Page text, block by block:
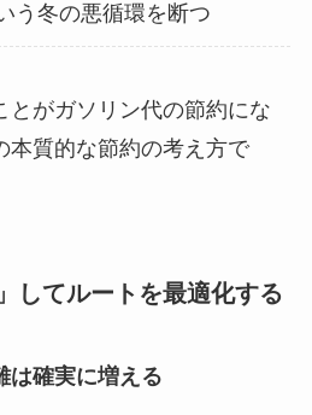
う冬の悪循環を断つ
とがガソリン代の節約にな
本質的な節約の考え方で
してルートを最適化する
は確実に増える